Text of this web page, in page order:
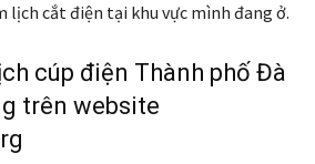
lịch cắt điện tại khu vực mình đang ở.
cúp điện Thành phố Đà
trên website